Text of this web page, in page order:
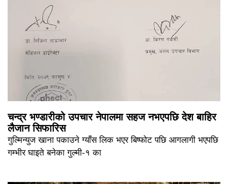
चन्द्र भण्डारीको उपचार नेपालमा सहज नभएपछि देश बाहिर
लैजान सिफारिस
गुल्मिन्युज खाना पकाउने ग्याँस लिक भएर बिष्फोट पछि आगलागी भएपछि
गम्भीर घाइते बनेका गुल्मी-१ का